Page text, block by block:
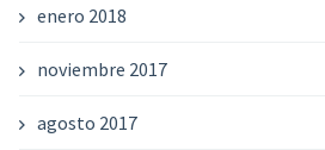
enero 2018
noviembre 2017
agosto 2017